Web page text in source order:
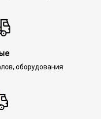
оборудования